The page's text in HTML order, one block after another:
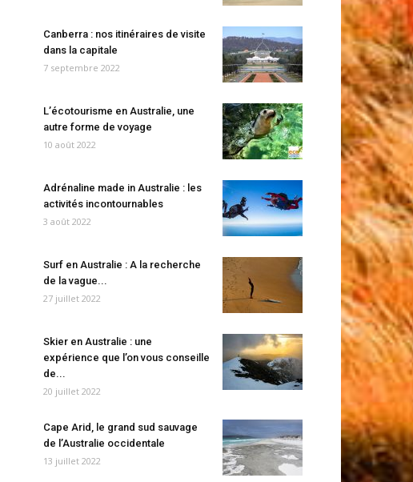
Canberra : nos itinéraires de visite
dans la capitale
7 septembre 2022
L’écotourisme en Australie, une
autre forme de voyage
10 août 2022
Adrénaline made in Australie : les
activités incontournables
3 août 2022
Surf en Australie : A la recherche
de la vague...
27 juillet 2022
Skier en Australie : une
expérience que l’on vous conseille
de...
20 juillet 2022
Cape Arid, le grand sud sauvage
de l’Australie occidentale
13 juillet 2022